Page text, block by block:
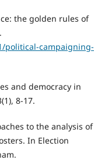
the golden rules of
political-campaigning-
and democracy in
8-17.
to the analysis of
In Election